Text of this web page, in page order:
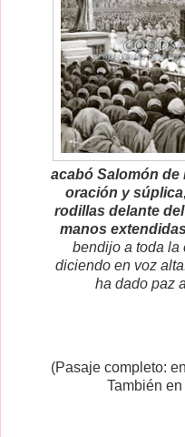
acabó Salomón de
oración y súplica,
rodillas delante
manos
bendijo a toda la
diciendo en voz
ha dado paz
(Pasaje completo:
También